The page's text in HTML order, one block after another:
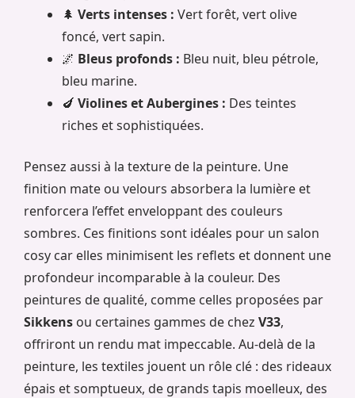
🌲 Verts intenses : Vert forêt, vert olive
foncé, vert sapin.
🌌 Bleus profonds : Bleu nuit, bleu pétrole,
bleu marine.
🍆 Violines et Aubergines : Des teintes
riches et sophistiquées.
Pensez aussi à la texture de la peinture. Une
finition mate ou velours absorbera la lumière et
renforcera l’effet enveloppant des couleurs
sombres. Ces finitions sont idéales pour un salon
cosy car elles minimisent les reflets et donnent une
profondeur incomparable à la couleur. Des
peintures de qualité, comme celles proposées par
Sikkens ou certaines gammes de chez V33,
offriront un rendu mat impeccable. Au-delà de la
peinture, les textiles jouent un rôle clé : des rideaux
épais et somptueux, de grands tapis moelleux, des